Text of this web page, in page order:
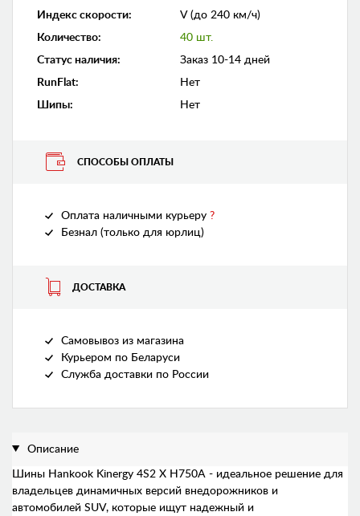
Индекс скорости:
V (до 240 км/ч)
Количество:
40 шт.
Статус наличия:
Заказ 10-14 дней
RunFlat:
Нет
Шипы: Нет
СПОСОБЫ ОПЛАТЫ
Оплата наличными курьеру ?
Безнал (только для юрлиц)
ДОСТАВКА
Самовывоз из магазина
Курьером по Беларуси
Служба доставки по России
Описание
Шины Hankook Kinergy 4S2 X H750A - идеальное решение для
владельцев динамичных версий внедорожников и
автомобилей SUV, которые ищут надежный и